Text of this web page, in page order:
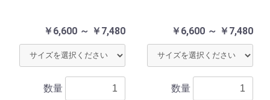
￥6,600 ～ ￥7,480
数量
￥6,600 ～ ￥7,480
数量